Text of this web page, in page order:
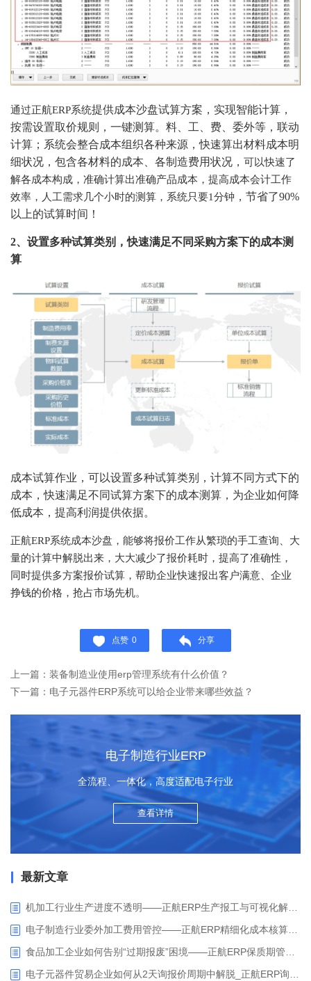
通过正航ERP系统提供成本沙盘试算方案， 实现智能计算，
按需设置取价规则，一键测算。料、工、费、委外等，联动
计算； 系统会整合成本组织各种来源，快速算出材料成本明
细状况，包含各材料的成本、各制造费用状况， 可以快速了
解各成本构成，准确计算出准确产品成本，提高成本会计工作
效率，人工需求几个小时的测算，系统只要1分钟 ，节省了90%
以上的试算时间！
2、设置多种试算类别，快速满足不同采购方案下的成本测
算
成本试算作业，可以设置多种试算类别，计算不同方式下的
成本，快速满足不同试算方案下的成本测算， 为企业如何降
低成本，提高利润提供依据。
正航ERP系统成本沙盘，能够将报价工作从繁琐的手工查询、大
量的计算中解脱出来，大大减少了报价耗时，提高了准确性，
同时提供多方案报价试算，帮助企业快速报出客户满意、企业
挣钱的价格，抢占市场先机。
点赞 0 分享
上一篇：装备制造业使用erp管理系统有什么价值？
下一篇：电子元器件ERP系统可以给企业带来哪些效益？
电子制造行业ERP
全流程、一体化，高度适配电子行业
查看详情
最新文章
机加工行业生产进度不透明——正航ERP生产报工与可视化解决方案
电子制造行业委外加工费用管控——正航ERP精细化成本核算解决方案
食品加工企业如何告别“过期报废”困境——正航ERP保质期管理应用解析
电子元器件贸易企业如何从2天询报价周期中解脱_正航ERP询价协同方案